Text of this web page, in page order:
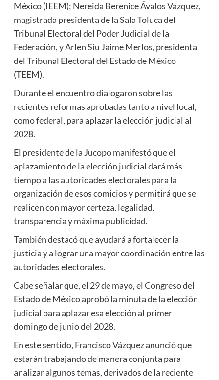
México (IEEM); Nereida Berenice Ávalos Vázquez,
magistrada presidenta de la Sala Toluca del
Tribunal Electoral del Poder Judicial de la
Federación, y Arlen Siu Jaime Merlos, presidenta
del Tribunal Electoral del Estado de México
(TEEM).
Durante el encuentro dialogaron sobre las
recientes reformas aprobadas tanto a nivel local,
como federal, para aplazar la elección judicial al
2028.
El presidente de la Jucopo manifestó que el
aplazamiento de la elección judicial dará más
tiempo a las autoridades electorales para la
organización de esos comicios y permitirá que se
realicen con mayor certeza, legalidad,
transparencia y máxima publicidad.
También destacó que ayudará a fortalecer la
justicia y a lograr una mayor coordinación entre las
autoridades electorales.
Cabe señalar que, el 29 de mayo, el Congreso del
Estado de México aprobó la minuta de la elección
judicial para aplazar esa elección al primer
domingo de junio del 2028.
En este sentido, Francisco Vázquez anunció que
estarán trabajando de manera conjunta para
analizar algunos temas, derivados de la reciente